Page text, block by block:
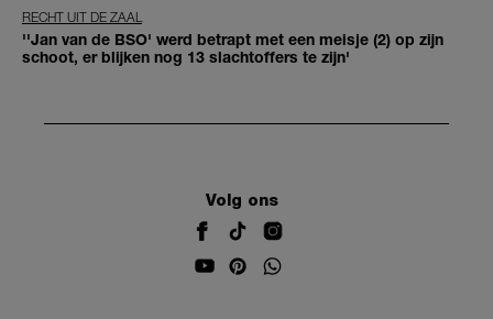
RECHT UIT DE ZAAL
''Jan van de BSO' werd betrapt met een meisje (2) op zijn
schoot, er blijken nog 13 slachtoffers te zijn'
Volg ons